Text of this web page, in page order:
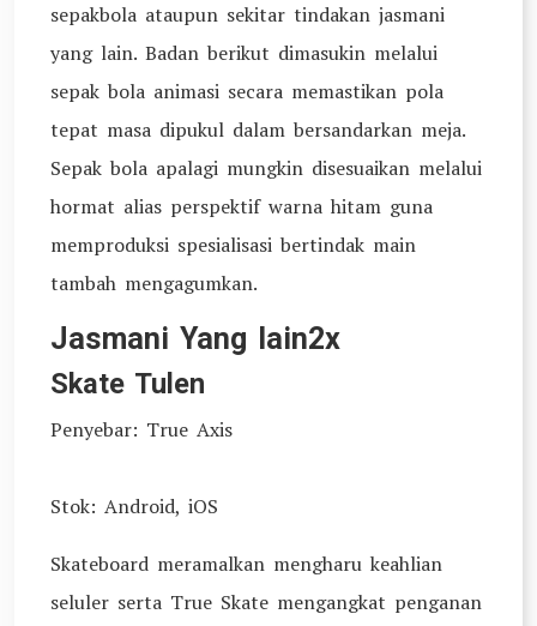
sepakbola ataupun sekitar tindakan jasmani
yang lain. Badan berikut dimasukin melalui
sepak bola animasi secara memastikan pola
tepat masa dipukul dalam bersandarkan meja.
Sepak bola apalagi mungkin disesuaikan melalui
hormat alias perspektif warna hitam guna
memproduksi spesialisasi bertindak main
tambah mengagumkan.
Jasmani Yang lain2x
Skate Tulen
Penyebar: True Axis
Stok: Android, iOS
Skateboard meramalkan mengharu keahlian
seluler serta True Skate mengangkat penganan